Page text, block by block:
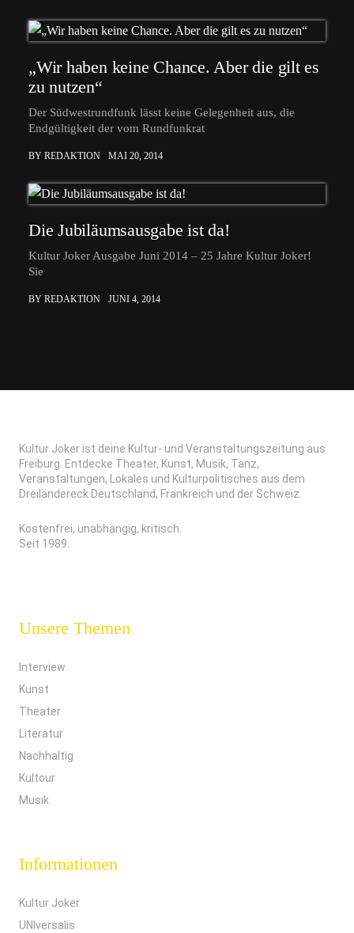
„Wir haben keine Chance. Aber die gilt es
zu nutzen“
Der Südwestrundfunk lässt keine Gelegenheit aus, die
Endgültigkeit der vom Rundfunkrat
BY REDAKTION MAI 20, 2014
Die Jubiläumsausgabe ist da!
Kultur Joker Ausgabe Juni 2014 – 25 Jahre Kultur Joker!
Sie
BY REDAKTION JUNI 4, 2014
Kultur Joker ist deine Kultur- und Veranstaltungszeitung aus
Freiburg. Entdecke Theater, Kunst, Musik, Tanz,
Veranstaltungen, Lokales und Kulturpolitisches aus dem
Dreiländereck Deutschland, Frankreich und der Schweiz.
Kostenfrei, unabhängig, kritisch.
Seit 1989.
Unsere Themen
Interview
Kunst
Theater
Literatur
Nachhaltig
Kultour
Musik
Informationen
Kultur Joker
UNIversalis